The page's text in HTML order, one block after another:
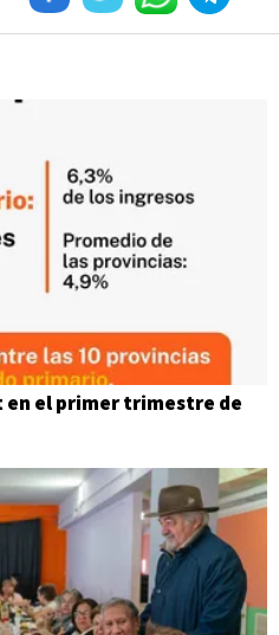
el primer trimestre de